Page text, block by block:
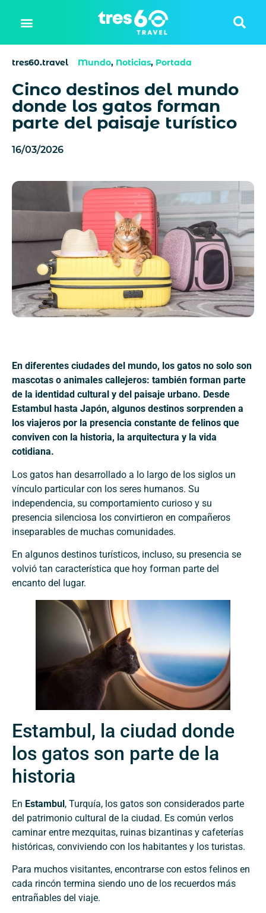
tres60.travel Mundo, Noticias, Portada
Cinco destinos del mundo
donde los gatos forman
parte del paisaje turístico
16/03/2026
En diferentes ciudades del mundo, los gatos no solo son
mascotas o animales callejeros: también forman parte
de la identidad cultural y del paisaje urbano. Desde
Estambul hasta Japón, algunos destinos sorprenden a
los viajeros por la presencia constante de felinos que
conviven con la historia, la arquitectura y la vida
cotidiana.
Los gatos han desarrollado a lo largo de los siglos un
vínculo particular con los seres humanos. Su
independencia, su comportamiento curioso y su
presencia silenciosa los convirtieron en compañeros
inseparables de muchas comunidades.
En algunos destinos turísticos, incluso, su presencia se
volvió tan característica que hoy forman parte del
encanto del lugar.
Estambul, la ciudad donde
los gatos son parte de la
historia
En Estambul, Turquía, los gatos son considerados parte
del patrimonio cultural de la ciudad. Es común verlos
caminar entre mezquitas, ruinas bizantinas y cafeterías
históricas, conviviendo con los habitantes y los turistas.
Para muchos visitantes, encontrarse con estos felinos en
cada rincón termina siendo uno de los recuerdos más
entrañables del viaje.